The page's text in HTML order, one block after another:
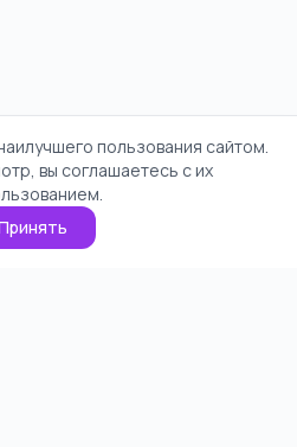
пользования сайтом.
вы соглашаетесь с их